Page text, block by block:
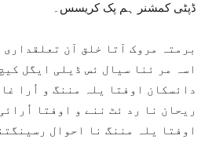
ڈپٹی کمشنر ہم پک کریسس۔
برمتہ مروک آتا خلق آن تعلقداری
اسہ مر ئنا سیال ئس ڈیلی ایگل
دائسکان اوفتا یلہ مننگ و اُرا
ریحان نا رد ئٹ ننے و اوفتا
اوفتا یلہ مننگ نا احوال